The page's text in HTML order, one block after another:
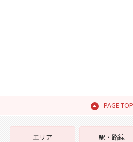
PAGE TOP
エリア
駅・路線